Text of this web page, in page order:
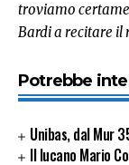
troviamo
Bardi a recitare il
Potrebbe
Unibas, dal Mur
Il lucano Mario